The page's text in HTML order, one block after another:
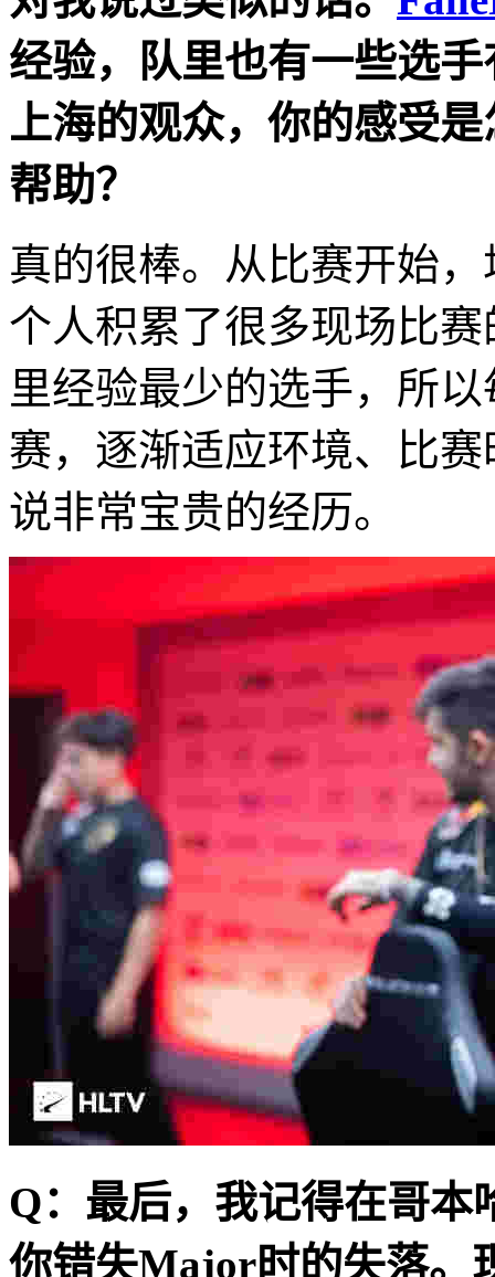
经验，队里也有一些选
上海的观众，你的感受
帮助？
真的很棒。从比赛开始
个人积累了很多现场比
里经验最少的选手，所
赛，逐渐适应环境、比
说非常宝贵的经历。
Q：最后，我记得在哥
你错失Major时的失落。